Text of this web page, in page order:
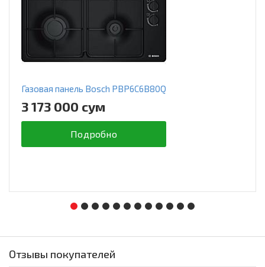
Газовая панель Bosch PBP6C6B80Q
3 173 000 сум
Подробно
Отзывы покупателей